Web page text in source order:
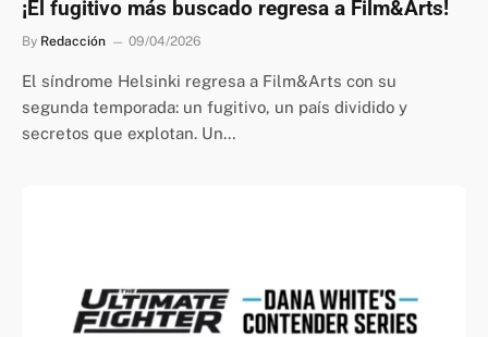
¡El fugitivo más buscado regresa a Film&Arts!
By Redacción 09/04/2026
El síndrome Helsinki regresa a Film&Arts con su
segunda temporada: un fugitivo, un país dividido y
secretos que explotan. Un…